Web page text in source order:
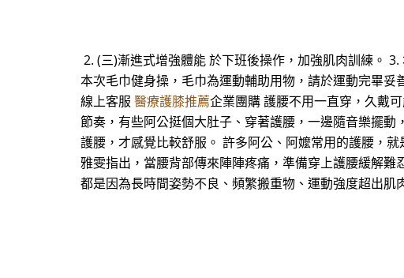
2. (三)漸進式增強體能 於下班後操作，加強肌肉訓練。
本次毛巾健身操，毛巾為運動輔助用物，請於運動完畢
線上客服 醫療護膝推薦企業團購 護腰不用一直穿，久戴
節奏，有些阿公挺個大肚子、穿著護腰，一邊隨音樂擺
護腰，才感覺比較舒服。 許多阿公、阿嬤常用的護腰，
雅雯指出，當腰背部傳來陣陣疼痛，準備穿上護腰緩解
都是因為長時間姿勢不良、頻繁搬重物、運動強度超出